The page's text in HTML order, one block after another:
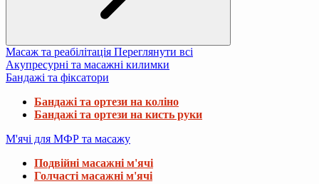
Масаж та реабілітація Переглянути всі
Акупресурні та масажні килимки
Бандажі та фіксатори
Бандажі та ортези на коліно
Бандажі та ортези на кисть руки
М'ячі для МФР та масажу
Подвійні масажні м'ячі
Голчасті масажні м'ячі